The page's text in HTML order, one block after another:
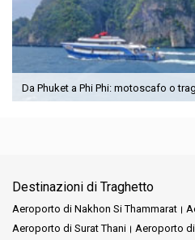
Da Phuket a Phi Phi: motoscafo o
Destinazioni di Traghetto
Aeroporto di Nakhon Si Thammarat
Aeroporto di Surat Thani
Aeroporto